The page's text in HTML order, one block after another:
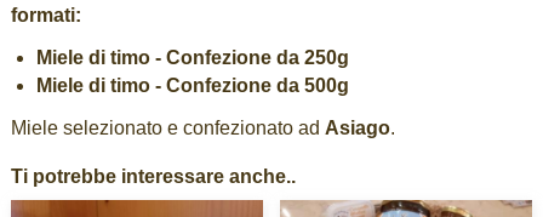
formati:
Miele di timo - Confezione da 250g
Miele di timo - Confezione da 500g
Miele selezionato e confezionato ad Asiago.
Ti potrebbe interessare anche..